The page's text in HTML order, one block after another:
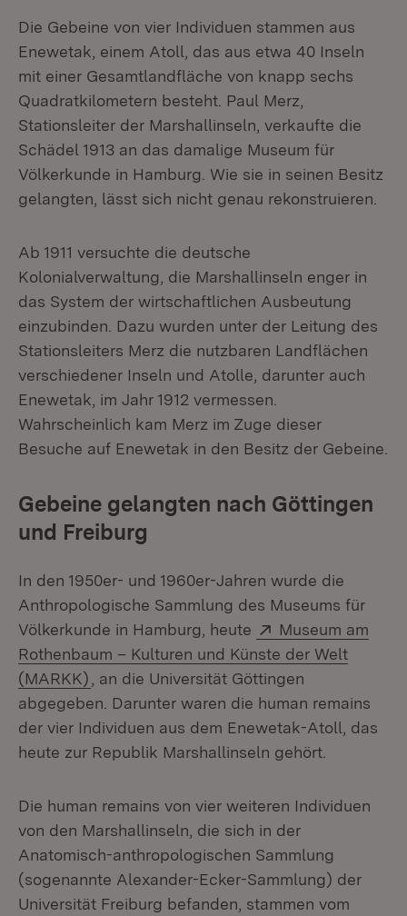
Die Gebeine von vier Individuen stammen aus
Enewetak, einem Atoll, das aus etwa 40 Inseln
mit einer Gesamtlandfläche von knapp sechs
Quadratkilometern besteht. Paul Merz,
Stationsleiter der Marshallinseln, verkaufte die
Schädel 1913 an das damalige Museum für
Völkerkunde in Hamburg. Wie sie in seinen Besitz
gelangten, lässt sich nicht genau rekonstruieren.
Ab 1911 versuchte die deutsche
Kolonialverwaltung, die Marshallinseln enger in
das System der wirtschaftlichen Ausbeutung
einzubinden. Dazu wurden unter der Leitung des
Stationsleiters Merz die nutzbaren Landflächen
verschiedener Inseln und Atolle, darunter auch
Enewetak, im Jahr 1912 vermessen.
Wahrscheinlich kam Merz im Zuge dieser
Besuche auf Enewetak in den Besitz der Gebeine.
Gebeine gelangten nach Göttingen
und Freiburg
In den 1950er- und 1960er-Jahren wurde die
Anthropologische Sammlung des Museums für
Völkerkunde in Hamburg, heute
Extern:
Museum am
Rothenbaum – Kulturen und Künste der Welt
(MARKK) (Öffnet in neuem Fenster)
, an die Universität Göttingen
abgegeben. Darunter waren die human remains
der vier Individuen aus dem Enewetak-Atoll, das
heute zur Republik Marshallinseln gehört.
Die human remains von vier weiteren Individuen
von den Marshallinseln, die sich in der
Anatomisch-anthropologischen Sammlung
(sogenannte Alexander-Ecker-Sammlung) der
Universität Freiburg befanden, stammen vom